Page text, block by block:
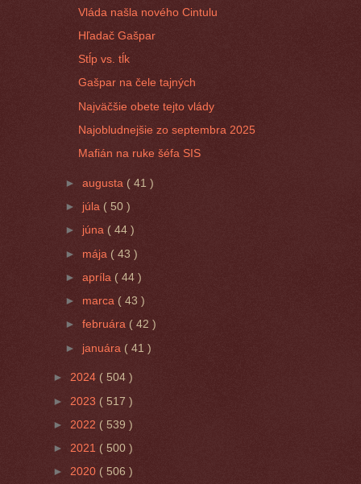
Vláda našla nového Cintulu
Hľadač Gašpar
Stĺp vs. tĺk
Gašpar na čele tajných
Najväčšie obete tejto vlády
Najobludnejšie zo septembra 2025
Mafián na ruke šéfa SIS
►augusta ( 41 )
► júla( 50 )
► júna ( 44 )
► mája ( 43 )
►apríla ( 44 )
► marca ( 43 )
►februára ( 42 )
► januára( 41 )
► 2024 ( 504 )
► 2023 ( 517 )
► 2022 ( 539 )
► 2021 ( 500 )
► 2020 ( 506 )